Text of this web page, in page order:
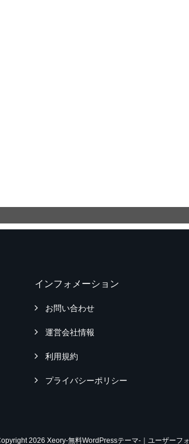
インフォメーション
お問い合わせ
運営会社情報
利用規約
プライバシーポリシー
2026 Xeory-無料WordPressテーマ-｜ユーザーフ